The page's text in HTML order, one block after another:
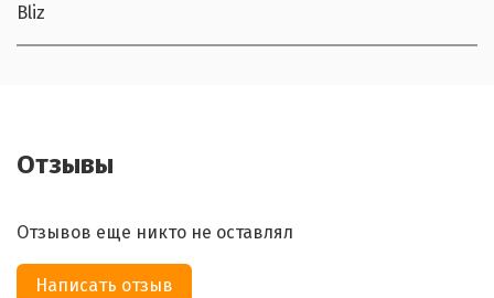
Bliz
Отзывы
Отзывов еще никто не оставлял
Написать отзыв